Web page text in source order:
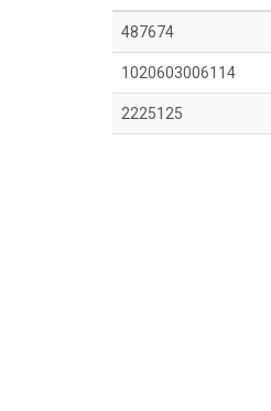
487674
1020603006114
2225125